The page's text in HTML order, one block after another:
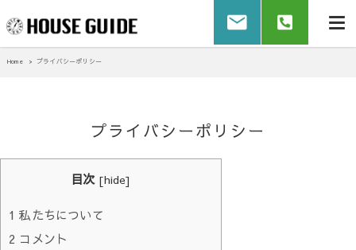
Home プライバシーポリシー
プライバシーポリシー
目次 [hide]
1 私たちについて
2 コメント